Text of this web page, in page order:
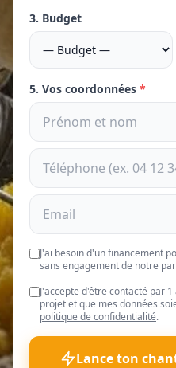
3. Budget
5. Vos coordonnées *
J'ai besoin d'un financement
sans engagement de notre
J'accepte d'être contacté par
projet et que mes données
politique de confidentialité.
Lance ton